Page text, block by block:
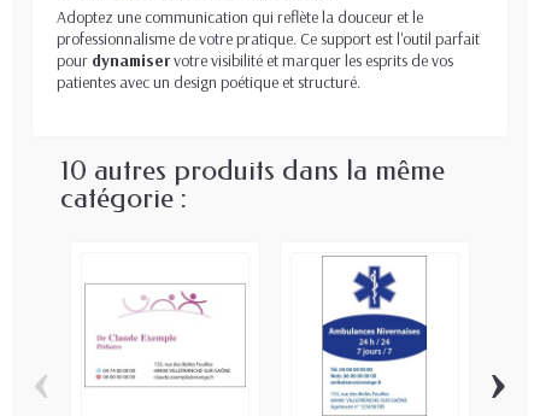
Adoptez une communication qui reflète la douceur et le
professionnalisme de votre pratique. Ce support est l'outil parfait
pour dynamiservotre visibilité et marquer les esprits de vos
patientes avec un design poétique et structuré.
10 autres produits dans la même
catégorie :
‹ ›